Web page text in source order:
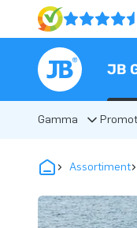
JB
Gamma
Assortiment